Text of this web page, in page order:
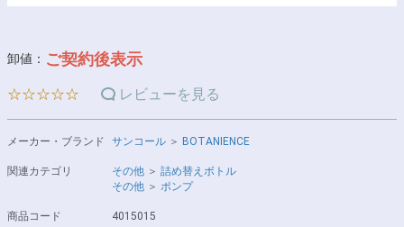
卸値： ご契約後表示
☆☆☆☆☆ レビューを見る
メーカー・ブランド サンコール ＞ BOTANIENCE
関連カテゴリ その他 ＞ 詰め替えボトル
その他 ＞ ポンプ
商品コード 4015015